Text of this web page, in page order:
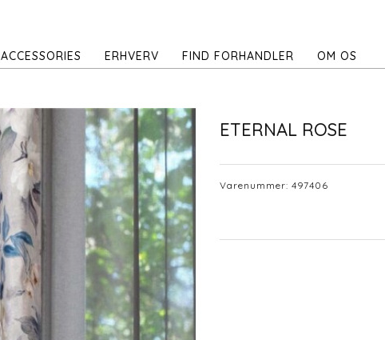
ACCESSORIES ERHVERV FIND FORHANDLER OM OS
ETERNAL ROSE
Varenummer: 497406